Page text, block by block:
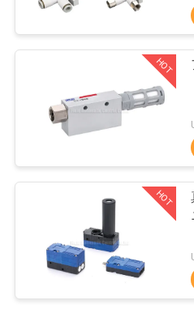
ト
オ
に
2 つの方
磁弁
手動方向
HOT
HOT